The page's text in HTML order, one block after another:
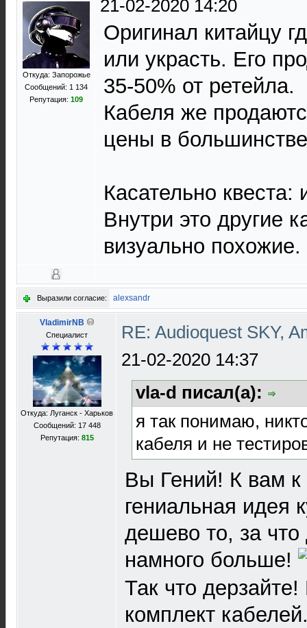
Откуда: Запорожье
Сообщений: 1 134
Репутация: 109
21-02-2020 14:20
Оригинал китайцу
или украсть. Его
35-50% от ретейла.
Кабеля же
цены в
Касательно квеста:
Внутри это другие
визуально похожие.
Выразили согласие: alexsandr
VladimirNB
Специалист
Откуда: Луганск - Харьков
Сообщений: 17 448
Репутация: 815
RE: Audioquest SKY,
21-02-2020 14:37
vla-d писал(а):
я так понимаю,
кабеля и не
Вы Гений! К вам
гениальная идея
дешево то, за что
намного больше!
Так что
комплект